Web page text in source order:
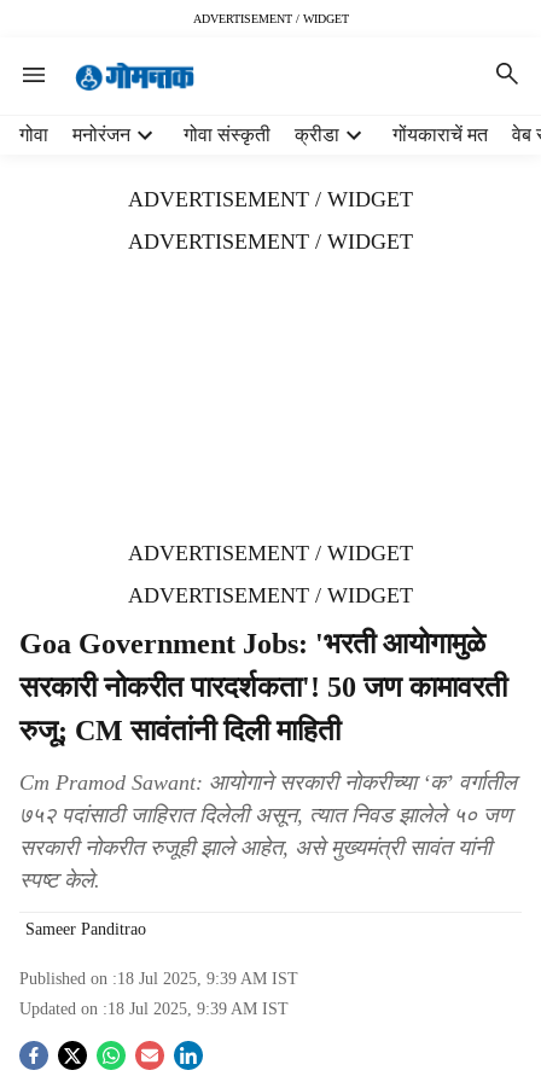
ADVERTISEMENT / WIDGET
गोवा मनोरंजन गोवा संस्कृती क्रीडा गोंयकाराचें मत वेब
ADVERTISEMENT / WIDGET
ADVERTISEMENT / WIDGET
ADVERTISEMENT / WIDGET
ADVERTISEMENT / WIDGET
Goa Government Jobs: 'भरती आयोगामुळे
सरकारी नोकरीत पारदर्शकता'! 50 जण कामावरती
रुजू; CM सावंतांनी दिली माहिती
Cm Pramod Sawant: आयोगाने सरकारी नोकरीच्‍या ‘क’ वर्गातील
७५२ पदांसाठी जाहिरात दिलेली असून, त्‍यात निवड झालेले ५० जण
सरकारी नोकरीत रुजूही झाले आहेत, असे मुख्‍यमंत्री सावंत यांनी
स्‍पष्‍ट केले.
Sameer Panditrao
Published on :18 Jul 2025, 9:39 AM IST
Updated on :18 Jul 2025, 9:39 AM IST
S